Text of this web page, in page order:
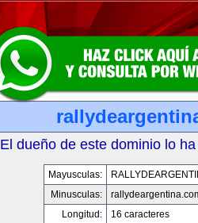
El dueño de este dominio lo
Mayusculas:
Minusculas:
Longitud:
16 caracteres